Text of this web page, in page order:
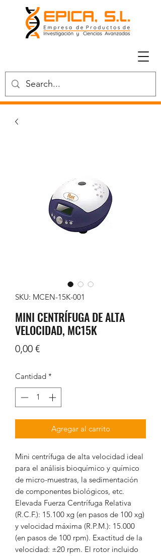
SKU: MCEN-15K-001
MINI CENTRÍFUGA DE ALTA
VELOCIDAD, MC15K
0,00 €Precio
Cantidad *
Agregar al carrito
Mini centrífuga de alta velocidad ideal
para el análisis bioquímico y químico
de micro-muestras, la sedimentación
de componentes biológicos, etc.
Elevada Fuerza Centrífuga Relativa
(R.C.F.): 15.100 xg (en pasos de 100 xg)
y velocidad máxima (R.P.M.): 15.000
(en pasos de 100 rpm). Exactitud de la
velocidad: ±20 rpm. El rotor incluido